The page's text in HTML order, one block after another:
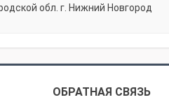
обл. г. Нижний Новгород
ОБРАТНАЯ СВЯЗЬ